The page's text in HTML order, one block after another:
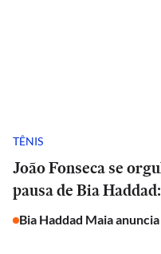
TÊNIS
João Fonseca se
pausa de Bia
Bia Haddad Maia